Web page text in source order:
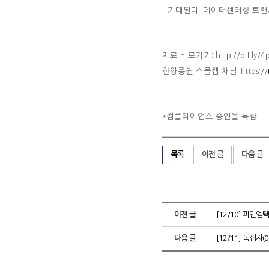
- 기대된다. 데이터센터향 트
자료 바로가기: http://bit.ly/
한양증권 스몰캡 채널 : https://
*컴플라이언스 승인을 득함
목록 이전 글 다음 글
이전 글 [12/10] 파인엠
다음 글 [12/11] 녹십자